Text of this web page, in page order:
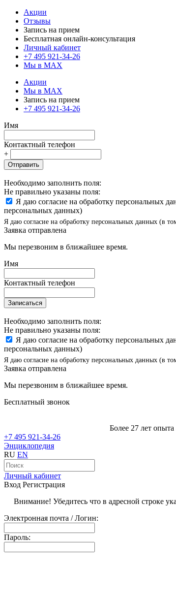
Акции
Отзывы
Запись на прием
Бесплатная онлайн-консультация
Личный кабинет
+7 495 921-34-26
Мы в MAX
Акции
Мы в MAX
Запись на прием
+7 495 921-34-26
Имя
Контактный телефон
+
Отправить
Необходимо заполнить поля:
Не правильно указаны поля:
Я даю согласие на обработку персональных
персональных данных)
Я даю согласие на обработку персональных данных (в
Заявка отправлена
Мы перезвоним в ближайшее время.
Имя
Контактный телефон
Записаться
Необходимо заполнить поля:
Не правильно указаны поля:
Я даю согласие на обработку персональных
персональных данных)
Я даю согласие на обработку персональных данных (в
Заявка отправлена
Мы перезвоним в ближайшее время.
Бесплатный звонок
Более 27 лет
+7 495 921-34-26
Энциклопедия
RU EN
Личный кабинет
Вход Регистрация
Внимание! Убедитесь что в адресной строке
Электронная почта / Логин:
Пароль: